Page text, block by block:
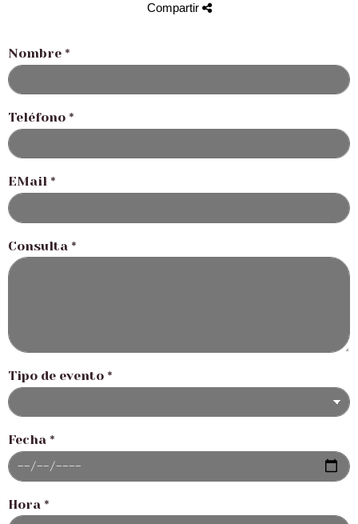
Compartir
Nombre *
Teléfono *
EMail *
Consulta *
Tipo de evento *
Fecha *
Hora *